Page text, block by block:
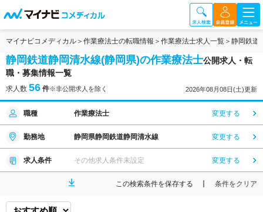
マイナビコメディカル 作業療法士の転職情報 作業療法士求人一覧 静岡鉄道
静岡鉄道静岡清水線(静岡県)の作業療法士公開求人・転
職・募集情報一覧
求人数 56 件※非公開求人を除く 2026年08月08日(土)更新
職種 作業療法士 変更する
勤務地 静岡県静岡鉄道静岡清水線 変更する
求人条件 その他求人条件未設定 変更する
この検索条件を保存する 条件をクリア